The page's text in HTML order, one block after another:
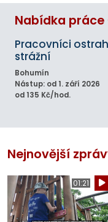
Nabídka
Pracovníci
strážní
Bohumín
Nástup: od 1. září 2026
od 135 Kč/hod.
Nejnovější
01:21